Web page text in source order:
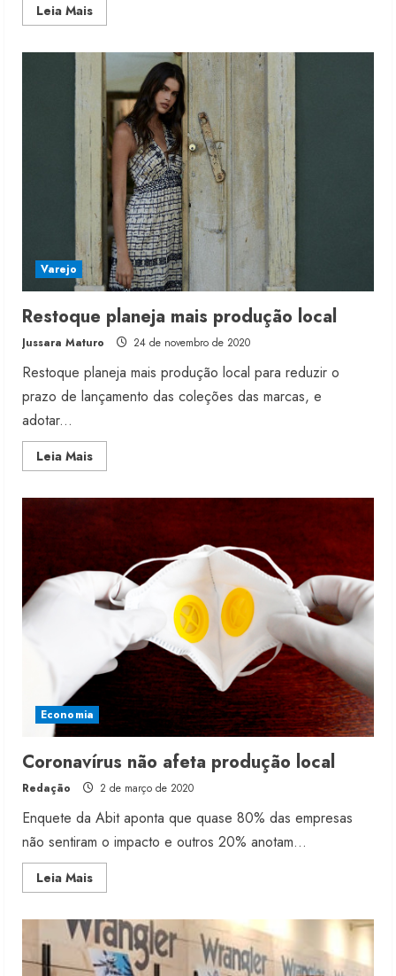
Leia MaisRead
more
produção
para
Shein
Varejo
Restoque planeja mais produção local
Jussara Maturo 24 de novembro de 2020
Restoque planeja mais produção local para reduzir o
prazo de lançamento das coleções das marcas, e
adotar...
Leia MaisRead
more
planeja
mais
produção
local
Economia
Coronavírus não afeta produção local
Redação 2 de março de 2020
Enquete da Abit aponta que quase 80% das empresas
não sentiram o impacto e outros 20% anotam...
Leia MaisRead
more
não
afeta
produção
local